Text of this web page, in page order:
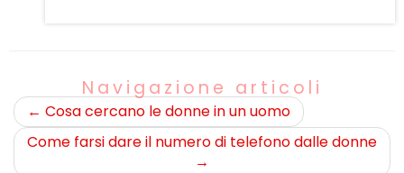
Navigazione articoli
← Cosa cercano le donne in un uomo
Come farsi dare il numero di telefono dalle donne
→